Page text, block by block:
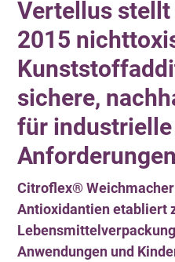
Vertellus stellt
2015
sichere,
für industrielle
Citroflex®
Antioxidantien etabliert
Anwendungen und